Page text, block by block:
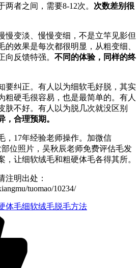
者之间，需要8-12次。 次数差别很
慢变淡、慢慢变细，不是立竿见影但
的效果是每次都很明显，从粗变细、
向反馈特强。 不同的体验，同样的终
要纠正。有人以为细软毛好脱，其实
粗硬毛很容易，也是最简单的。有人
肤不好。有人以为脱几次就没区别
，合理预期。
，17年经验老师操作。加微信
部位照片，吴秋辰老师免费评估毛发
，让细软绒毛和粗硬体毛各得其所。
注明出处：
tuomao/10234/
体毛细软绒毛脱毛方法